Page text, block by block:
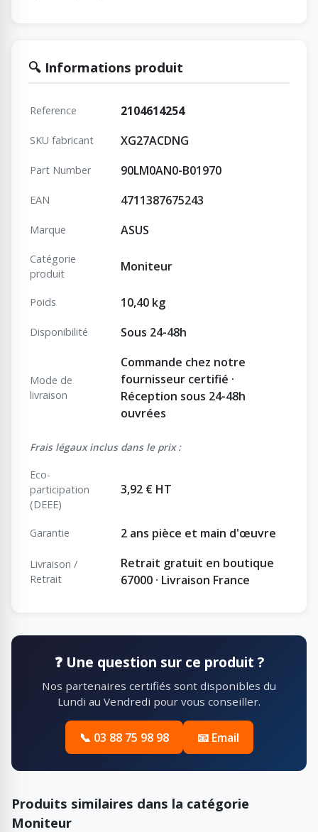
🔍 Informations produit
Reference 2104614254
SKU fabricant XG27ACDNG
Part Number 90LM0AN0-B01970
EAN 4711387675243
Marque ASUS
Catégorie
produit
Moniteur
Poids 10,40 kg
Disponibilité Sous 24-48h
Mode de
livraison
Commande chez notre
fournisseur certifié ·
Réception sous 24-48h
ouvrées
Frais légaux inclus dans le prix :
Eco-
participation
(DEEE)
3,92 € HT
Garantie 2 ans pièce et main d'œuvre
Livraison /
Retrait
Retrait gratuit en boutique
67000 · Livraison France
❓ Une question sur ce produit ?
Nos partenaires certifiés sont disponibles du
Lundi au Vendredi pour vous conseiller.
📞 03 88 75 98 98 📧 Email
Produits similaires dans la catégorie
Moniteur